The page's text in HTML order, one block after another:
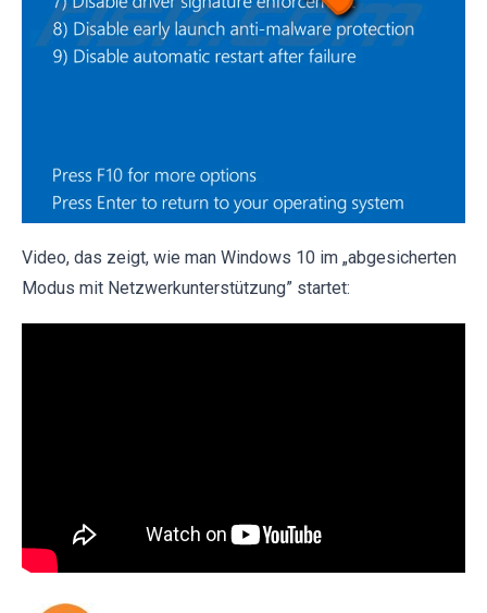
Video, das zeigt, wie man Windows 10 im „abgesicherten
Modus mit Netzwerkunterstützung” startet: